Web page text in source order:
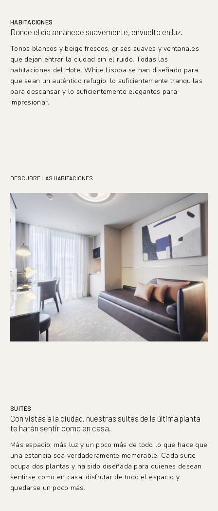
HABITACIONES
Donde el día amanece suavemente, envuelto en luz.
Tonos blancos y beige frescos, grises suaves y ventanales
que dejan entrar la ciudad sin el ruido. Todas las
habitaciones del Hotel White Lisboa se han diseñado para
que sean un auténtico refugio: lo suficientemente tranquilas
para descansar y lo suficientemente elegantes para
impresionar.
DESCUBRE LAS HABITACIONES
SUITES
Con vistas a la ciudad, nuestras suites de la última planta
te harán sentir como en casa.
Más espacio, más luz y un poco más de todo lo que hace que
una estancia sea verdaderamente memorable. Cada suite
ocupa dos plantas y ha sido diseñada para quienes desean
sentirse como en casa, disfrutar de todo el espacio y
quedarse un poco más.